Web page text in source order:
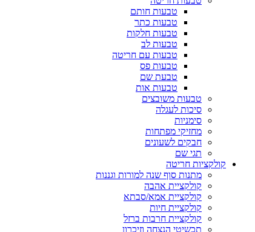
טבעות חותם
טבעות כתר
טבעות חלקות
טבעות לב
טבעות עם חריטה
טבעות פס
טבעת שם
טבעות אות
טבעות משובצים
סיכות לעגלה
סימניות
מחזיקי מפתחות
חבקים לשעונים
תגי שם
קולקציות חריטה
מתנות סוף שנה למורות וגננות
קולקציית אהבה
קולקציית אמא/סבתא
קולקציית חיות
קולקציית חרבות ברזל
תכשיטי הנצחה וזיכרון